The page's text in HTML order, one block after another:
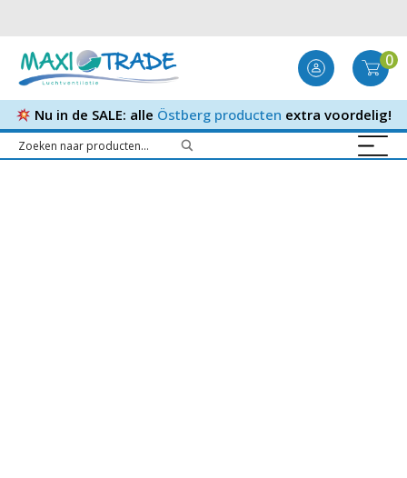
0
Nu in de SALE: alle Östberg producten extra voordelig!